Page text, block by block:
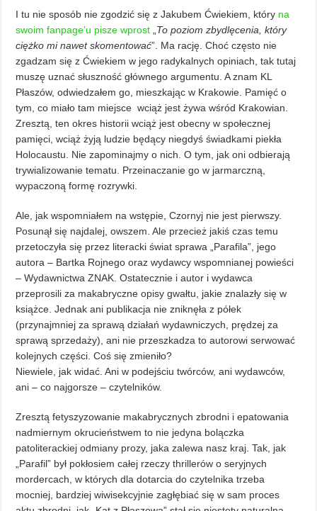
I tu nie sposób nie zgodzić się z Jakubem Ćwiekiem, który na
swoim fanpage’u pisze wprost „To poziom zbydlęcenia, który
ciężko mi nawet skomentować”. Ma rację. Choć często nie
zgadzam się z Ćwiekiem w jego radykalnych opiniach, tak tutaj
muszę uznać słuszność głównego argumentu. A znam KL
Płaszów, odwiedzałem go, mieszkając w Krakowie. Pamięć o
tym, co miało tam miejsce wciąż jest żywa wśród Krakowian.
Zresztą, ten okres historii wciąż jest obecny w społecznej
pamięci, wciąż żyją ludzie będący niegdyś świadkami piekła
Holocaustu. Nie zapominajmy o nich. O tym, jak oni odbierają
trywializowanie tematu. Przeinaczanie go w jarmarczną,
wypaczoną formę rozrywki.
Ale, jak wspomniałem na wstępie, Czornyj nie jest pierwszy.
Posunął się najdalej, owszem. Ale przecież jakiś czas temu
przetoczyła się przez literacki świat sprawa „Parafila”, jego
autora – Bartka Rojnego oraz wydawcy wspomnianej powieści
– Wydawnictwa ZNAK. Ostatecznie i autor i wydawca
przeprosili za makabryczne opisy gwałtu, jakie znalazły się w
książce. Jednak ani publikacja nie zniknęła z półek
(przynajmniej za sprawą działań wydawniczych, prędzej za
sprawą sprzedaży), ani nie przeszkadza to autorowi serwować
kolejnych części. Coś się zmieniło?
Niewiele, jak widać. Ani w podejściu twórców, ani wydawców,
ani – co najgorsze – czytelników.
Zresztą fetyszyzowanie makabrycznych zbrodni i epatowania
nadmiernym okrucieństwem to nie jedyna bolączka
patoliterackiej odmiany prozy, jaka zalewa nasz kraj. Tak, jak
„Parafil” był pokłosiem całej rzeczy thrillerów o seryjnych
mordercach, w których dla dotarcia do czytelnika trzeba
mocniej, bardziej wiwisekcyjnie zagłębiać się w sam proces